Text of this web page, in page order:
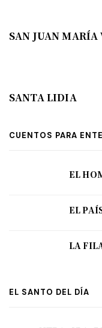
SAN JUAN
SANTA LIDIA
CUENTOS PARA
EL
EL
LA
EL SANTO DEL DÍA